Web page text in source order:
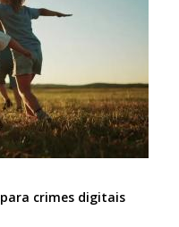
crimes digitais